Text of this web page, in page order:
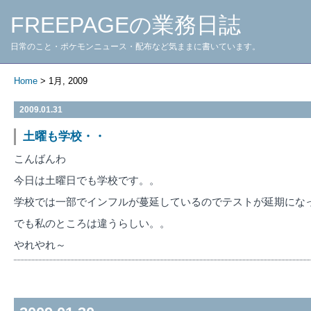
FREEPAGEの業務日誌
日常のこと・ポケモンニュース・配布など気ままに書いています。
Home > 1月, 2009
2009.01.31
土曜も学校・・
こんばんわ
今日は土曜日でも学校です。。
学校では一部でインフルが蔓延しているのでテストが延期にな
でも私のところは違うらしい。。
やれやれ～